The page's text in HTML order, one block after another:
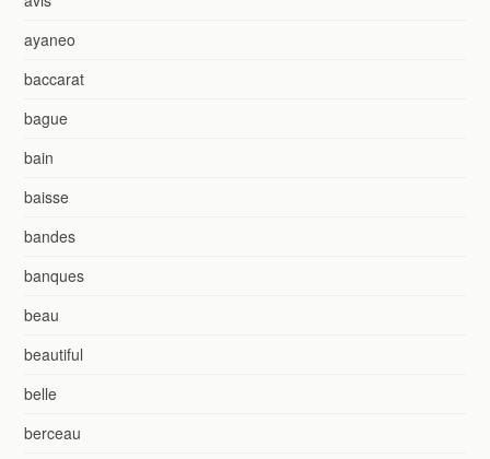
ayaneo
baccarat
bague
bain
baisse
bandes
banques
beau
beautiful
belle
berceau